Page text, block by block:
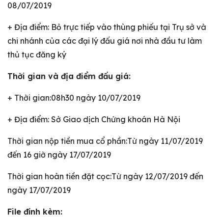
08/07/2019
+ Địa điểm: Bỏ trực tiếp vào thùng phiếu tại Trụ sở và
chi nhánh của các đại lý đấu giá nơi nhà đầu tư làm
thủ tục đăng ký
Thời gian và địa điểm đấu giá:
+ Thời gian:08h30 ngày 10/07/2019
+ Địa điểm: Sở Giao dịch Chứng khoán Hà Nội
Thời gian nộp tiền mua cổ phần:Từ ngày 11/07/2019
đến 16 giờ ngày 17/07/2019
Thời gian hoàn tiền đặt cọc:Từ ngày 12/07/2019 đến
ngày 17/07/2019
File đính kèm: